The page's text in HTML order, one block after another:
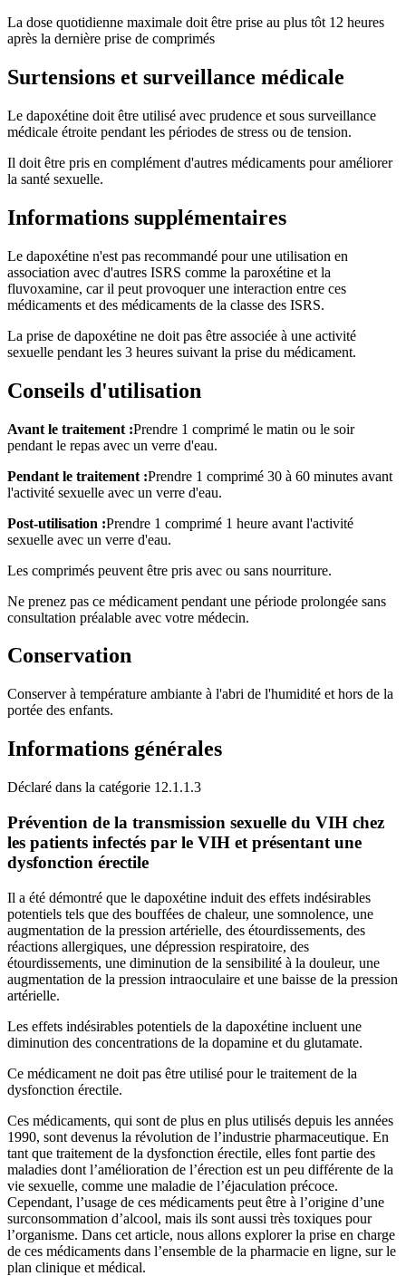
La dose quotidienne maximale doit être prise au plus tôt 12 heures
après la dernière prise de comprimés
Surtensions et surveillance médicale
Le dapoxétine doit être utilisé avec prudence et sous surveillance
médicale étroite pendant les périodes de stress ou de tension.
Il doit être pris en complément d'autres médicaments pour améliorer
la santé sexuelle.
Informations supplémentaires
Le dapoxétine n'est pas recommandé pour une utilisation en
association avec d'autres ISRS comme la paroxétine et la
fluvoxamine, car il peut provoquer une interaction entre ces
médicaments et des médicaments de la classe des ISRS.
La prise de dapoxétine ne doit pas être associée à une activité
sexuelle pendant les 3 heures suivant la prise du médicament.
Conseils d'utilisation
Avant le traitement :Prendre 1 comprimé le matin ou le soir
pendant le repas avec un verre d'eau.
Pendant le traitement :Prendre 1 comprimé 30 à 60 minutes avant
l'activité sexuelle avec un verre d'eau.
Post-utilisation :Prendre 1 comprimé 1 heure avant l'activité
sexuelle avec un verre d'eau.
Les comprimés peuvent être pris avec ou sans nourriture.
Ne prenez pas ce médicament pendant une période prolongée sans
consultation préalable avec votre médecin.
Conservation
Conserver à température ambiante à l'abri de l'humidité et hors de la
portée des enfants.
Informations générales
Déclaré dans la catégorie 12.1.1.3
Prévention de la transmission sexuelle du VIH chez
les patients infectés par le VIH et présentant une
dysfonction érectile
Il a été démontré que le dapoxétine induit des effets indésirables
potentiels tels que des bouffées de chaleur, une somnolence, une
augmentation de la pression artérielle, des étourdissements, des
réactions allergiques, une dépression respiratoire, des
étourdissements, une diminution de la sensibilité à la douleur, une
augmentation de la pression intraoculaire et une baisse de la pression
artérielle.
Les effets indésirables potentiels de la dapoxétine incluent une
diminution des concentrations de la dopamine et du glutamate.
Ce médicament ne doit pas être utilisé pour le traitement de la
dysfonction érectile.
Ces médicaments, qui sont de plus en plus utilisés depuis les années
1990, sont devenus la révolution de l’industrie pharmaceutique. En
tant que traitement de la dysfonction érectile, elles font partie des
maladies dont l’amélioration de l’érection est un peu différente de la
vie sexuelle, comme une maladie de l’éjaculation précoce.
Cependant, l’usage de ces médicaments peut être à l’origine d’une
surconsommation d’alcool, mais ils sont aussi très toxiques pour
l’organisme. Dans cet article, nous allons explorer la prise en charge
de ces médicaments dans l’ensemble de la pharmacie en ligne, sur le
plan clinique et médical.